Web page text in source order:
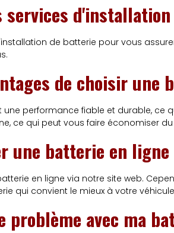
services
de batterie pour vous
de choisir une
une performance fiable et durable,
ce qui peut vous faire économiser
une batterie en ligne
en ligne via notre site web.
qui convient le mieux à votre
problème avec ma